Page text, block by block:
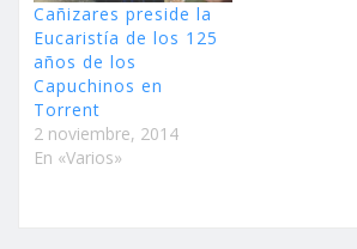
Cañizares preside la
Eucaristía de los 125
años de los
Capuchinos en
Torrent
2 noviembre, 2014
En «Varios»